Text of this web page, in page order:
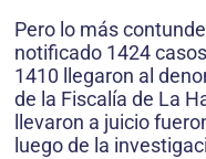
Pero lo más
notificado 1424
1410 llegaron al
de la Fiscalía de La
llevaron a juicio
luego de la